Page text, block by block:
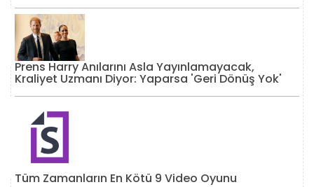
Prens Harry Anılarını Asla Yayınlamayacak,
Kraliyet Uzmanı Diyor: Yaparsa 'Geri Dönüş Yok'
Tüm Zamanların En Kötü 9 Video Oyunu